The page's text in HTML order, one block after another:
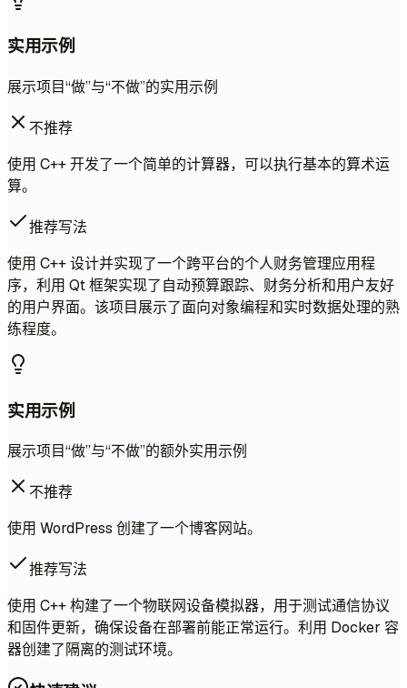
实用示例
展示项目“做”与“不做”的实用示例
不推荐
使用 C++ 开发了一个简单的计算器，可以执行基本的算术运
算。
推荐写法
使用 C++ 设计并实现了一个跨平台的个人财务管理应用程
序，利用 Qt 框架实现了自动预算跟踪、财务分析和用户友好
的用户界面。该项目展示了面向对象编程和实时数据处理的熟
练程度。
实用示例
展示项目“做”与“不做”的额外实用示例
不推荐
使用 WordPress 创建了一个博客网站。
推荐写法
使用 C++ 构建了一个物联网设备模拟器，用于测试通信协议
和固件更新，确保设备在部署前能正常运行。利用 Docker 容
器创建了隔离的测试环境。